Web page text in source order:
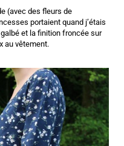
(avec des fleurs de
portaient quand j’étais
et la finition froncée sur
au vêtement.